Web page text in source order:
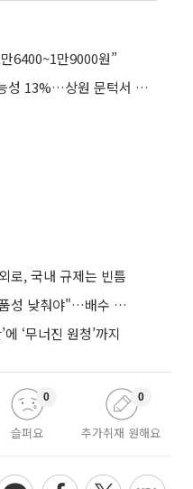
6400~1만9000원”
美 클래리티 법안 연내 통과 가능성 13%…상원 문턱서 제동
로, 국내 규제는 빈틈
與 "단일종목 레버리지 ETF 상품성 낮춰야"…배수 조정안도 거론
‘무너진 원청’까지
슬퍼요
0
추가취재 원해요
0